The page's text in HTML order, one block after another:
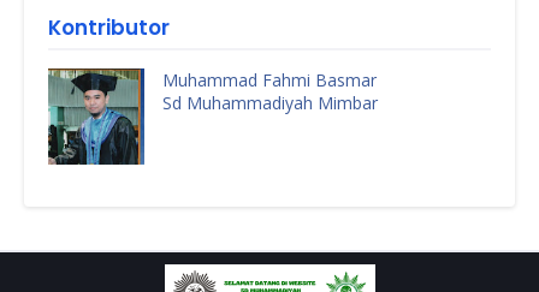
Kontributor
Muhammad Fahmi Basmar
Sd Muhammadiyah Mimbar